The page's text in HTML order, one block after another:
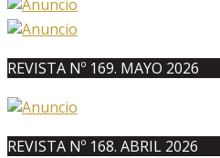
REVISTA Nº 169. MAYO 2026
REVISTA Nº 168. ABRIL 2026